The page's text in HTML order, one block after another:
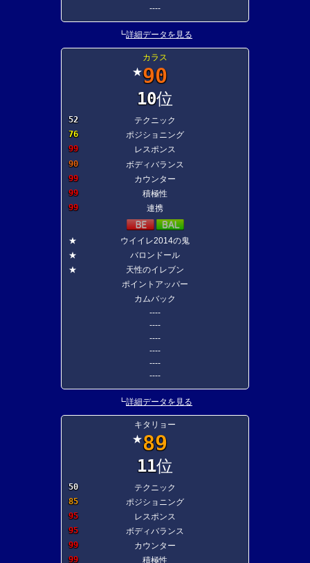
----
┗詳細データを見る
カラス
★90
10位
52
テクニック
76
ポジショニング
99
レスポンス
90
ボディバランス
99
カウンター
99
積極性
99
連携
★
ウイイレ2014の鬼
★
バロンドール
★
天性のイレブン
ポイントアッパー
カムバック
----
----
----
----
----
----
┗詳細データを見る
キタリョー
★89
11位
50
テクニック
85
ポジショニング
95
レスポンス
95
ボディバランス
99
カウンター
99
積極性